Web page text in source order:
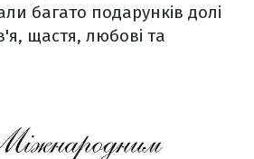
багато подарунків долі
щастя, любові та